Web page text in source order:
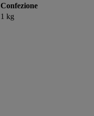
Confezione
1 kg